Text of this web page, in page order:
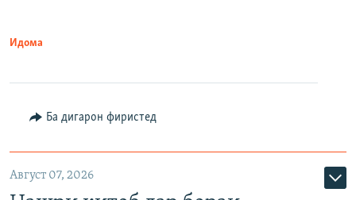
Идома
Ба дигарон фиристед
Август 07, 2026